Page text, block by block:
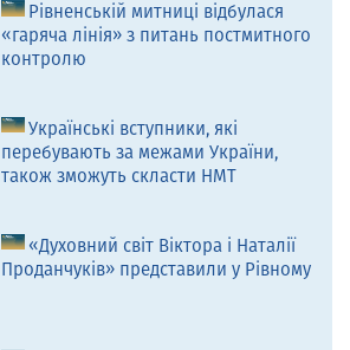
Рівненській митниці відбулася
«гаряча лінія» з питань постмитного
контролю
Українські вступники, які
перебувають за межами України,
також зможуть скласти НМТ
«Духовний світ Віктора і Наталії
Проданчуків» представили у Рівному